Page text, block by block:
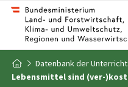
Zum Inhalt
Zum Inhaltsverzeichnis
Zur Startseite
Datenbank der
Lebensmittel sind (ver-